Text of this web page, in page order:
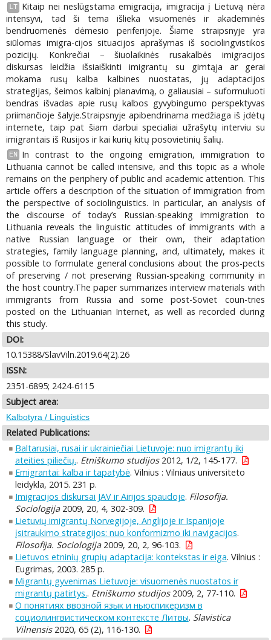
LT
Kitaip nei neslūgstama emigracija, imigracija į Lietuvą nėra
intensyvi, tad ši tema išlieka visuomenės ir akademinės
bendruomenės dėmesio periferijoje. Šiame straipsnyje yra
siūlomas imigra-cijos situacijos aprašymas iš sociolingvistikos
pozicijų. Konkrečiai – šiuolaikinės rusakalbės imigracijos
diskursas leidžia išsiaiškinti imigrantų su gimtąja ar gerai
mokama rusų kalba kalbines nuostatas, jų adaptacijos
strategijas, šeimos kalbinį planavimą, o galiausiai – suformuluoti
bendras išvadas apie rusų kalbos gyvybingumo perspektyvas
priimančioje šalyje.Straipsnyje apibendrinama medžiaga iš įdėtų
internete, taip pat šiam darbui specialiai užrašytų interviu su
imigrantais iš Rusijos ir kai kurių kitų posovietinių šalių.
EN
In contrast to the ongoing emigration, immigration to
Lithuania cannot be called intensive, and this topic as a whole
remains on the periphery of public and academic attention. This
article offers a description of the situation of immigration from
the perspective of sociolinguistics. In particular, an analysis of
the discourse of today’s Russian-speaking immigration to
Lithuania reveals the linguistic attitudes of immigrants with a
native Russian language or their own, their adaptation
strategies, family language planning, and, ultimately, makes it
possible to formulate general conclusions about the pros-pects
of preserving / not preserving Russian-speaking community in
the host country.The paper summarizes interview materials with
immigrants from Russia and some post-Soviet coun-tries
posted on the Lithuanian Internet, as well as recorded during
this study.
DOI:
10.15388/SlavViln.2019.64(2).26
ISSN:
2351-6895; 2424-6115
Subject area:
Kalbotyra / Linguistics
Related Publications:
Baltarusiai, rusai ir ukrainiečiai Lietuvoje: nuo imigrantų iki
ateities piliečių.. Etniškumo studijos2012, 1/2, 145-177.
Emigrantai: kalba ir tapatybė. Vilnius : Vilniaus universiteto
leidykla, 2015. 231 p.
Imigracijos diskursai JAV ir Airijos spaudoje. Filosofija.
Sociologija2009, 20, 4, 302-309.
Lietuvių imigrantų Norvegijoje, Anglijoje ir Ispanijoje
įsitraukimo strategijos: nuo konformizmo iki navigacijos.
Filosofija. Sociologija2009, 20, 2, 96-103.
Lietuvos etninių grupių adaptacija: kontekstas ir eiga. Vilnius :
Eugrimas, 2003. 285 p.
Migrantų gyvenimas Lietuvoje: visuomenės nuostatos ir
migrantų patirtys.. Etniškumo studijos2009, 2, 77-110.
О понятиях ввозной язык и ньюспикеризм в
социолингвистическом контексте Литвы. Slavistica
Vilnensis2020, 65 (2), 116-130.